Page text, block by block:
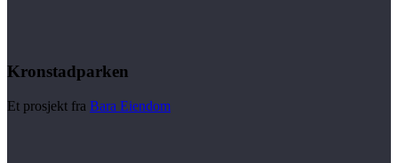
Kronstadparken
Et prosjekt fra Bara Eiendom